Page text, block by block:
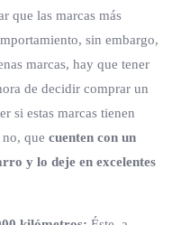
que las marcas más
sin embargo,
marcas, hay que tener
de decidir comprar un
si estas marcas tienen
que cuenten con un
y lo deje en excelentes